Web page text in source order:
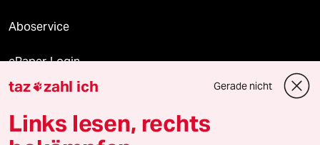
Aboservice
ePaper Login
Downloads für Abonnierende
taz zahl ich Gerade nicht
Links lesen, rechts